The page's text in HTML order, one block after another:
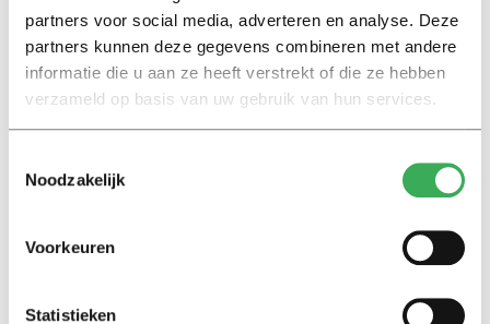
partners voor social media, adverteren en analyse. Deze
partners kunnen deze gegevens combineren met andere
informatie die u aan ze heeft verstrekt of die ze hebben
verzameld op basis van uw gebruik van hun services.
Noodzakelijk
Voorkeuren
Statistieken
Interview
Marion Koopmans over online
bedreigingen en desinformatie:
‘Wetenschappers, kom die
kregen er een paar miljoen